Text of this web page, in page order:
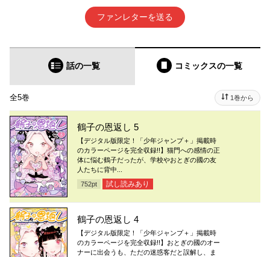
ファンレターを送る
話の一覧 コミックスの一覧
全5巻 1巻から
鶴子の恩返し 5
【デジタル版限定！「少年ジャンプ＋」掲載時
のカラーページを完全収録!!】猫門への感情の正
体に悩む鶴子だったが、学校やおとぎの國の友
人たちに背中...
752pt 試し読みあり
鶴子の恩返し 4
【デジタル版限定！「少年ジャンプ＋」掲載時
のカラーページを完全収録!!】おとぎの國のオー
ナーに出会うも、ただの迷惑客だと誤解し、ま